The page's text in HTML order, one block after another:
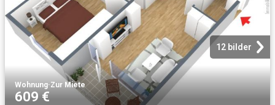
12 bilder
Wohnung·Zur Miete
609 €